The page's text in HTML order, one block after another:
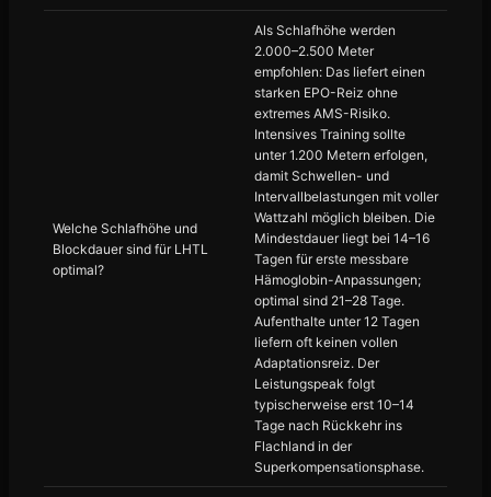
Welche Schlafhöhe und
Blockdauer sind für LHTL
optimal?
Als Schlafhöhe werden
2.000–2.500 Meter
empfohlen: Das liefert einen
starken EPO-Reiz ohne
extremes AMS-Risiko.
Intensives Training sollte
unter 1.200 Metern erfolgen,
damit Schwellen- und
Intervallbelastungen mit voller
Wattzahl möglich bleiben. Die
Mindestdauer liegt bei 14–16
Tagen für erste messbare
Hämoglobin-Anpassungen;
optimal sind 21–28 Tage.
Aufenthalte unter 12 Tagen
liefern oft keinen vollen
Adaptationsreiz. Der
Leistungspeak folgt
typischerweise erst 10–14
Tage nach Rückkehr ins
Flachland in der
Superkompensationsphase.